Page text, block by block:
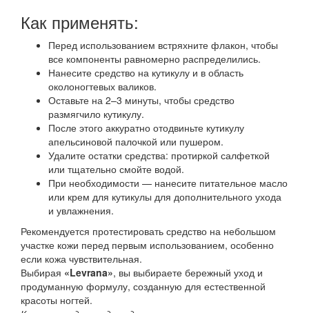
Как применять:
Перед использованием встряхните флакон, чтобы
все компоненты равномерно распределились.
Нанесите средство на кутикулу и в область
околоногтевых валиков.
Оставьте на 2–3 минуты, чтобы средство
размягчило кутикулу.
После этого аккуратно отодвиньте кутикулу
апельсиновой палочкой или пушером.
Удалите остатки средства: протиркой салфеткой
или тщательно смойте водой.
При необходимости — нанесите питательное масло
или крем для кутикулы для дополнительного ухода
и увлажнения.
Рекомендуется протестировать средство на небольшом
участке кожи перед первым использованием, особенно
если кожа чувствительная.
Выбирая «Levrana», вы выбираете бережный уход и
продуманную формулу, созданную для естественной
красоты ногтей.